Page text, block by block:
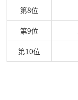
第8位
第9位
第10位